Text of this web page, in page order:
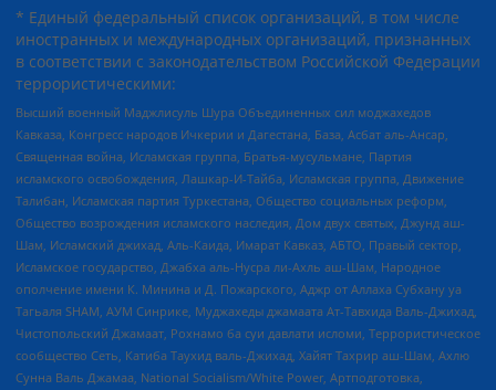
* Единый федеральный список организаций, в том числе
иностранных и международных организаций, признанных
в соответствии с законодательством Российской Федерации
террористическими:
Высший военный Маджлисуль Шура Объединенных сил моджахедов
Кавказа, Конгресс народов Ичкерии и Дагестана, База, Асбат аль-Ансар,
Священная война, Исламская группа, Братья-мусульмане, Партия
исламского освобождения, Лашкар-И-Тайба, Исламская группа, Движение
Талибан, Исламская партия Туркестана, Общество социальных реформ,
Общество возрождения исламского наследия, Дом двух святых, Джунд аш-
Шам, Исламский джихад, Аль-Каида, Имарат Кавказ, АБТО, Правый сектор,
Исламское государство, Джабха аль-Нусра ли-Ахль аш-Шам, Народное
ополчение имени К. Минина и Д. Пожарского, Аджр от Аллаха Субхану уа
Тагьаля SHAM, АУМ Синрике, Муджахеды джамаата Ат-Тавхида Валь-Джихад,
Чистопольский Джамаат, Рохнамо ба суи давлати исломи, Террористическое
сообщество Сеть, Катиба Таухид валь-Джихад, Хайят Тахрир аш-Шам, Ахлю
Сунна Валь Джамаа, National Socialism/White Power, Артподготовка,